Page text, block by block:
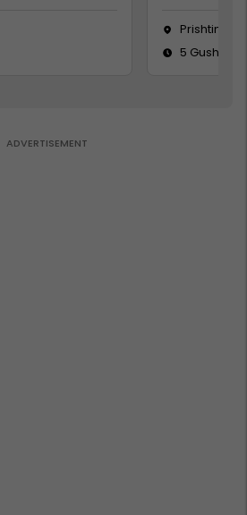
Prishtinë
5 Gusht